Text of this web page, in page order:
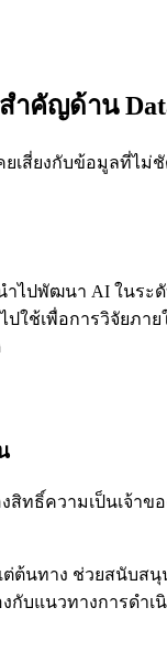
ำคัญด้าน
เสี่ยงกับข้อมูลที่ไม่
นำไปพัฒนา AI ในร
ปใช้เพื่อการวิจัยภา
สิทธิ์ความเป็นเจ้าข
ต่ต้นทาง ช่วยสนับส
กับแนวทางการดำเ